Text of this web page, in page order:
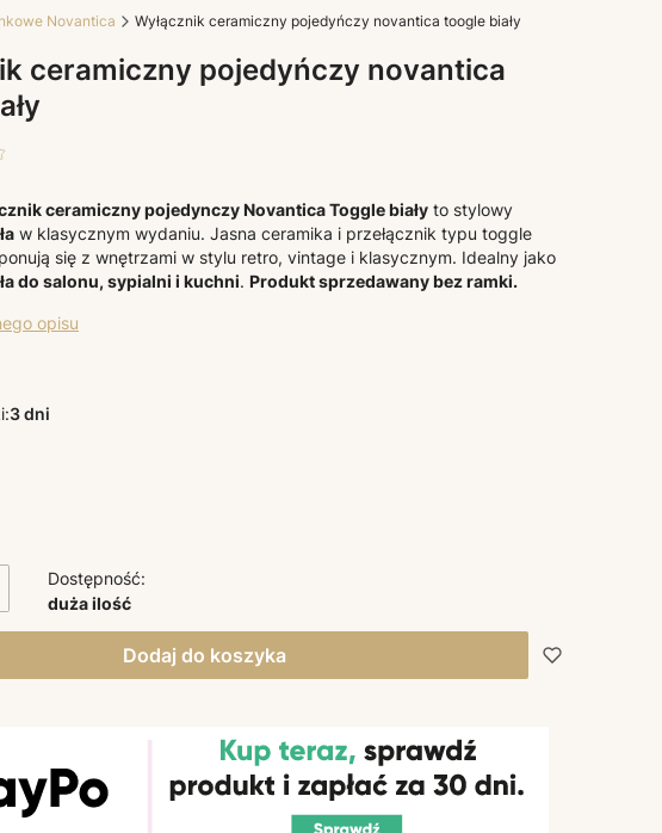
Novantica Wyłącznik ceramiczny pojedyńczy novantica toogle biały
ceramiczny pojedyńczy novantica
ceramiczny pojedynczy Novantica Toggle biały to stylowy
w klasycznym wydaniu. Jasna ceramika i przełącznik typu toggle
się z wnętrzami w stylu retro, vintage i klasycznym. Idealny jako
do salonu, sypialni i kuchni. Produkt sprzedawany bez ramki.
opisu
3 dni
Dostępność:
duża ilość
Dodaj do koszyka